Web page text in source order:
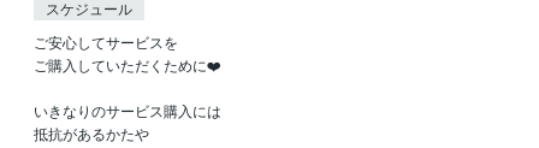
スケジュール
ご安心してサービスを
ご購入していただくために❤️
いきなりのサービス購入には
抵抗があるかたや